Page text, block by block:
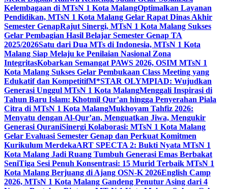
Kelembagaan di MTsN 1 Kota MalangOptimalkan Layanan
Pendidikan, MTsN 1 Kota Malang Gelar Rapat Dinas Akhir
Semester GenapRajut Sinergi, MTsN 1 Kota Malang Sukses
Gelar Pembagian Hasil Belajar Semester Genap TA
2025/2026Satu dari Dua MTs di Indonesia, MTsN 1 Kota
Malang Siap Melaju ke Penilaian Nasional Zona
IntegritasKobarkan Semangat PAWS 2026, OSIM MTsN 1
Kota Malang Sukses Gelar Pembukaan Class Meeting yang
Edukatif dan KompetitifM*STAR OLYMPIAD: Wujudkan
Generasi Unggul MTsN 1 Kota MalangMenggali Inspirasi di
Tahun Baru Islam: Khotmil Qur’an hingga Penyerahan Piala
Citra di MTsN 1 Kota MalangMukhoyam Tahfiz 2026:
Menyatu dengan Al-Qur’an, Menguatkan Jiwa, Mengukir
Generasi QuraniSinergi Kolaborasi: MTsN 1 Kota Malang
Gelar Evaluasi Semester Genap dan Perkuat Komitmen
Kurikulum MerdekaART SPECTA 2: Bukti Nyata MTsN 1
Kota Malang Jadi Ruang Tumbuh Generasi Emas Berbakat
SeniTiga Sesi Penuh Konsentrasi: 15 Murid Terbaik MTsN 1
Kota Malang Berjuang di Ajang OSN-K 2026English Camp
2026, MTsN 1 Kota Malang Gandeng Penutur Asing dari 4